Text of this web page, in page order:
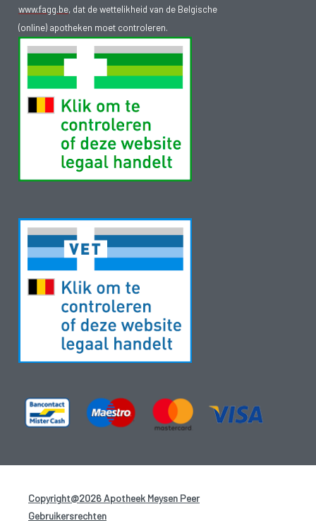
www.fagg.be, dat de wettelikheid van de Belgische
(online) apotheken moet controleren.
Copyright@2026 Apotheek Meysen Peer
Gebruikersrechten